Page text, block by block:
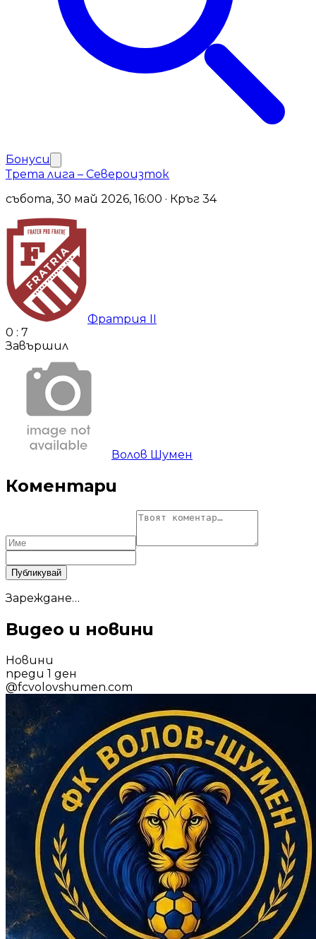
Бонуси
Трета лига – Североизток
събота, 30 май 2026, 16:00 · Кръг 34
Фратрия II
0 : 7
Завършил
Волов Шумен
Коментари
Публикувай
Зареждане…
Видео и новини
Новини
преди 1 ден
@fcvolovshumen.com